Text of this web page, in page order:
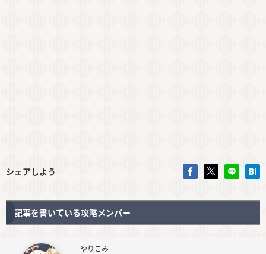
シェアしよう
記事を書いている攻略メンバー
やりこみ